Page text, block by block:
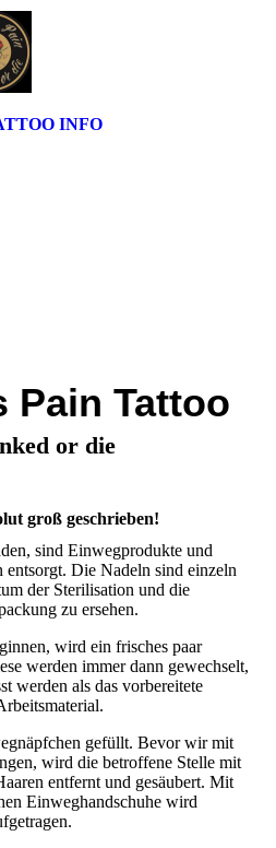
INFO
Pain Tattoo
or die
groß geschrieben!
sind Einwegprodukte und
Die Nadeln sind einzeln
der Sterilisation und die
zu ersehen.
wird ein frisches paar
werden immer dann gewechselt,
werden als das vorbereitete
gefüllt. Bevor wir mit
wird die betroffene Stelle mit
entfernt und gesäubert. Mit
Einweghandschuhe wird